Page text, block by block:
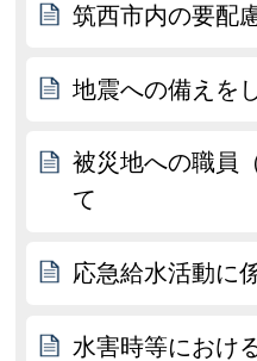
筑西市内の要配
地震への備えを
被災地への職員
て
応急給水活動に
水害時等におけ